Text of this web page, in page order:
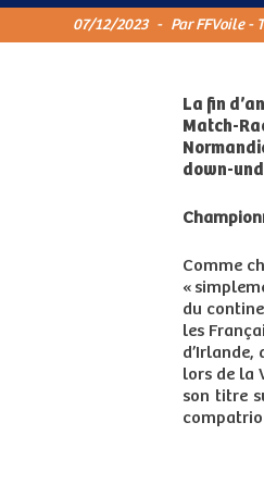
07/12/2023 - Par FFVoile -
La fin
Match-
down-
Comme
«
du
les
d’Irlande,
lors de la
son titre